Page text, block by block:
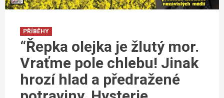
PŘÍBĚHY
“Řepka olejka je žlutý mor.
Vraťme pole chlebu! Jinak
hrozí hlad a předražené